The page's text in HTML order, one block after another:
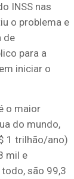
INSS nas
o problema e
de
para a
iniciar o
o maior
do mundo,
1 trilhão/ano)
mil e
são 99,3